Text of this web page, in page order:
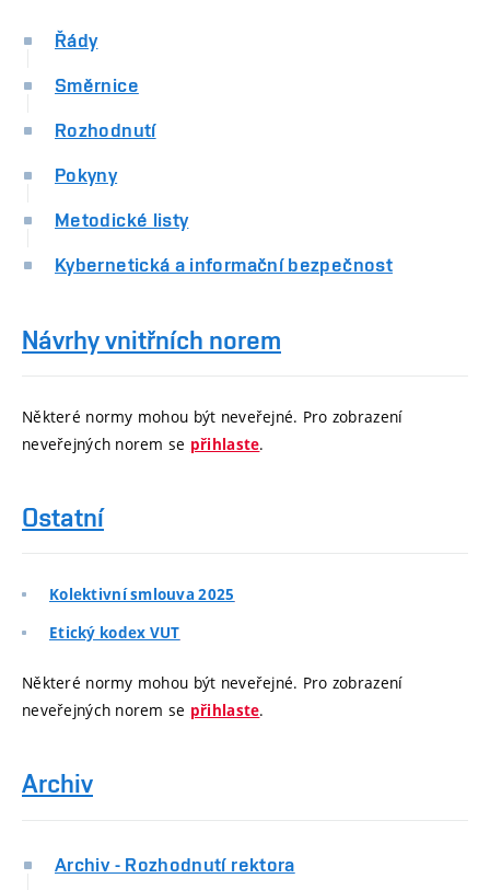
Řády
Směrnice
Rozhodnutí
Pokyny
Metodické listy
Kybernetická a informační bezpečnost
Návrhy vnitřních norem
Některé normy mohou být neveřejné. Pro zobrazení
neveřejných norem se přihlaste.
Ostatní
Kolektivní smlouva 2025
Etický kodex VUT
Některé normy mohou být neveřejné. Pro zobrazení
neveřejných norem se přihlaste.
Archiv
Archiv - Rozhodnutí rektora